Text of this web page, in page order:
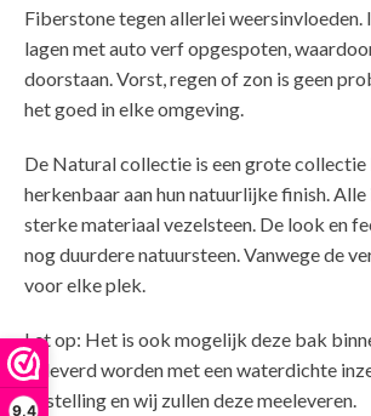
9,4
Fiberstone tegen allerlei
lagen met auto verf opgespoten,
doorstaan. Vorst, regen of zon is geen
het goed in elke omgeving.
De Natural collectie is een grote
herkenbaar aan hun natuurlijke finish.
sterke materiaal vezelsteen. De look en
nog duurdere natuursteen. Vanwege de
voor elke plek.
Let op: Het is ook mogelijk deze bak
geleverd worden met een waterdichte
bestelling en wij zullen deze meeleveren.